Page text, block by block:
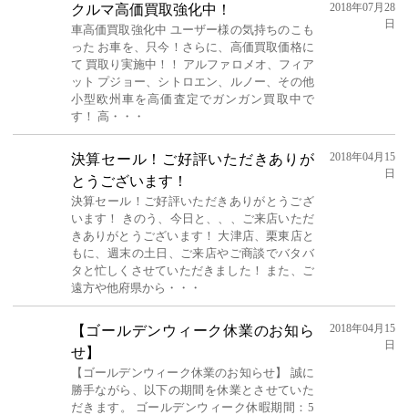
クルマ高価買取強化中！
車高価買取強化中 ユーザー様の気持ちのこも
った お車を、只今！さらに、高価買取価格に
て 買取り実施中！！ アルファロメオ、フィア
ット プジョー、シトロエン、ルノー、その他
小型欧州車を高価査定でガンガン買取中で
す！ 高・・・
2018年07月28
日
決算セール！ご好評いただきありが
とうございます！
決算セール！ご好評いただきありがとうござ
います！ きのう、今日と、、、ご来店いただ
きありがとうございます！ 大津店、栗東店と
もに、週末の土日、ご来店やご商談でバタバ
タと忙しくさせていただきました！ また、ご
遠方や他府県から・・・
2018年04月15
日
【ゴールデンウィーク休業のお知ら
せ】
【ゴールデンウィーク休業のお知らせ】 誠に
勝手ながら、以下の期間を休業とさせていた
だきます。 ゴールデンウィーク休暇期間：5
2018年04月15
日